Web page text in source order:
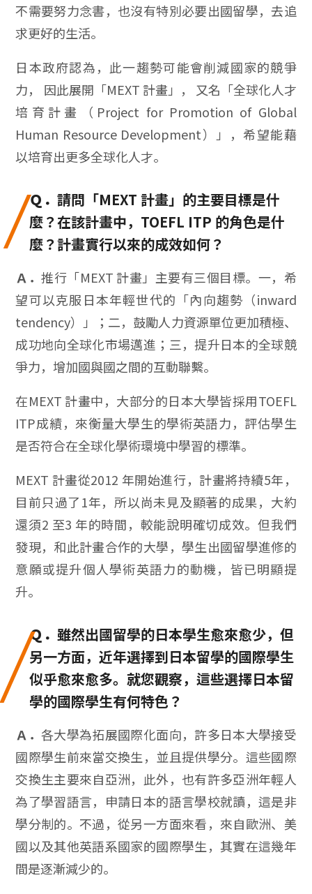
不需要努力念書，也沒有特別必要出國留學，去追
求更好的生活。
日本政府認為，此一趨勢可能會削減國家的競爭
力， 因此展開「MEXT 計畫」， 又名「全球化人才
培育計畫（Project for Promotion of Global
Human Resource Development）」，希望能藉
以培育出更多全球化人才。
Ｑ．請問「MEXT 計畫」的主要目標是什
麼？在該計畫中，TOEFL ITP 的角色是什
麼？計畫實行以來的成效如何？
Ａ．推行「MEXT 計畫」主要有三個目標。一，希
望可以克服日本年輕世代的「內向趨勢（inward
tendency）」；二，鼓勵人力資源單位更加積極、
成功地向全球化市場邁進；三，提升日本的全球競
爭力，增加國與國之間的互動聯繫。
在MEXT 計畫中，大部分的日本大學皆採用TOEFL
ITP成績，來衡量大學生的學術英語力，評估學生
是否符合在全球化學術環境中學習的標準。
MEXT 計畫從2012 年開始進行，計畫將持續5年，
目前只過了1年，所以尚未見及顯著的成果，大約
還須2 至3 年的時間，較能說明確切成效。但我們
發現，和此計畫合作的大學，學生出國留學進修的
意願或提升個人學術英語力的動機，皆已明顯提
升。
Ｑ． 雖然出國留學的日本學生愈來愈少，但
另一方面，近年選擇到日本留學的國際學生
似乎愈來愈多。就您觀察，這些選擇日本留
學的國際學生有何特色？
Ａ．各大學為拓展國際化面向，許多日本大學接受
國際學生前來當交換生，並且提供學分。這些國際
交換生主要來自亞洲，此外，也有許多亞洲年輕人
為了學習語言，申請日本的語言學校就讀，這是非
學分制的。不過，從另一方面來看，來自歐洲、美
國以及其他英語系國家的國際學生，其實在這幾年
間是逐漸減少的。